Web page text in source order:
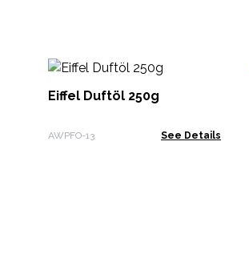
Eiffel Duftöl 250g
AWPFO-13 See Details